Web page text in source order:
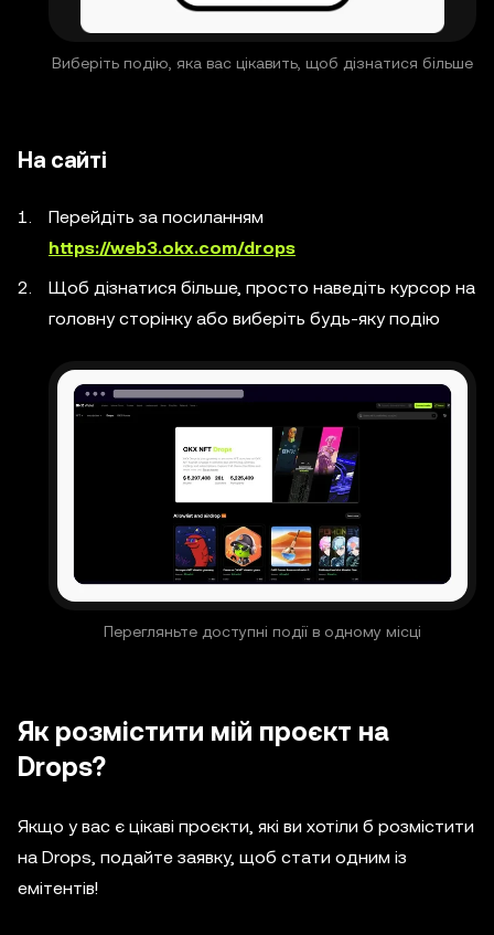
Виберіть подію, яка вас цікавить, щоб дізнатися більше
На сайті
Перейдіть за посиланням
https://web3.okx.com/drops
Щоб дізнатися більше, просто наведіть курсор на
головну сторінку або виберіть будь-яку подію
Перегляньте доступні події в одному місці
Як розмістити мій проєкт на
Drops?
Якщо у вас є цікаві проєкти, які ви хотіли б розмістити
на Drops, подайте заявку, щоб стати одним із
емітентів!